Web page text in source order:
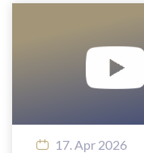
17. Apr 2026